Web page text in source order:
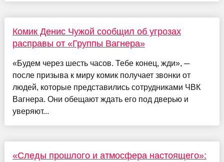
Комик Денис Чужой сообщил об угрозах
расправы от «Группы Вагнера»
«Будем через шесть часов. Тебе конец, жди», ─
после призыва к миру комик получает звонки от
людей, которые представились сотрудниками ЧВК
Вагнера. Они обещают ждать его под дверью и
уверяют...
«Следы прошлого и атмосфера настоящего»: